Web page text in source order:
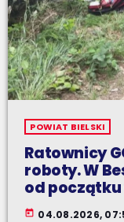
POWIAT BIELSKI
Ratownicy
roboty. W
od
today 04.08.2026,